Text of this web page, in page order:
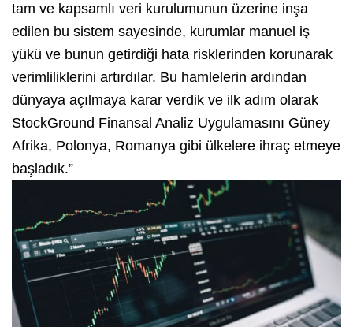
tam ve kapsamlı veri kurulumunun üzerine inşa
edilen bu sistem sayesinde, kurumlar manuel iş
yükü ve bunun getirdiği hata risklerinden korunarak
verimliliklerini artırdılar. Bu hamlelerin ardından
dünyaya açılmaya karar verdik ve ilk adım olarak
StockGround Finansal Analiz Uygulamasını Güney
Afrika, Polonya, Romanya gibi ülkelere ihraç etmeye
başladık.”